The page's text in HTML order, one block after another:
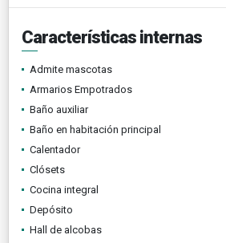
Características internas
Admite mascotas
Armarios Empotrados
Baño auxiliar
Baño en habitación principal
Calentador
Clósets
Cocina integral
Depósito
Hall de alcobas